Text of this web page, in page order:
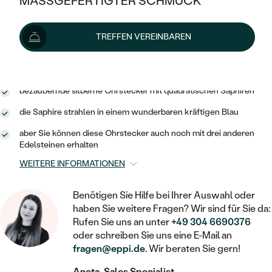
KLASSISCH
V-FORM
VINTAGE
AUSSERGEWÖHNLICHE
GEHÄMMERTE
VON HAND GRAVIERTE
MIT MEHREREN DIAMANTEN
HALO
VINTAGE
IM SET
AUSSERGEWÖHNLICH
GESTALTE EINEN RING
WÄHLE EINEN RING
DIAMANTEN ZUM EINFASSEN
AUSVERKAUF
WENN SCHMUCK HILFT
NACH TYP
OHRRINGE
RINGE
ARMBÄNDER
SCHMUCKSET
PLATIN
OHRSTECKER
CREOLEN
MINIMALISTISCHE
OHRHÄNGER
SOLITÄR
HERZ
GOLD
SILBER
NACH STYL
SOLITÄR
PERSONALISIERT
MIT STERNZEICHEN
AUSVERKAUF
GOLD
SILBER
PLATIN
MEMOIRE
MINIMALISTISCHE
TREFFEN VEREINBAREN
106 €mit dem CodeSUN10 .
bezaubernde silberne Ohrstecker mit quadratischen Saphiren
die Saphire strahlen in einem wunderbaren kräftigen Blau
aber Sie können diese Ohrstecker auch noch mit drei anderen
Edelsteinen erhalten
WEITERE INFORMATIONEN
Benötigen Sie Hilfe bei Ihrer Auswahl oder
haben Sie weitere Fragen? Wir sind für Sie da:
Rufen Sie uns an unter+49 304 6690376
oder schreiben Sie uns eine E-Mail an
fragen@eppi.de. Wir beraten Sie gern!